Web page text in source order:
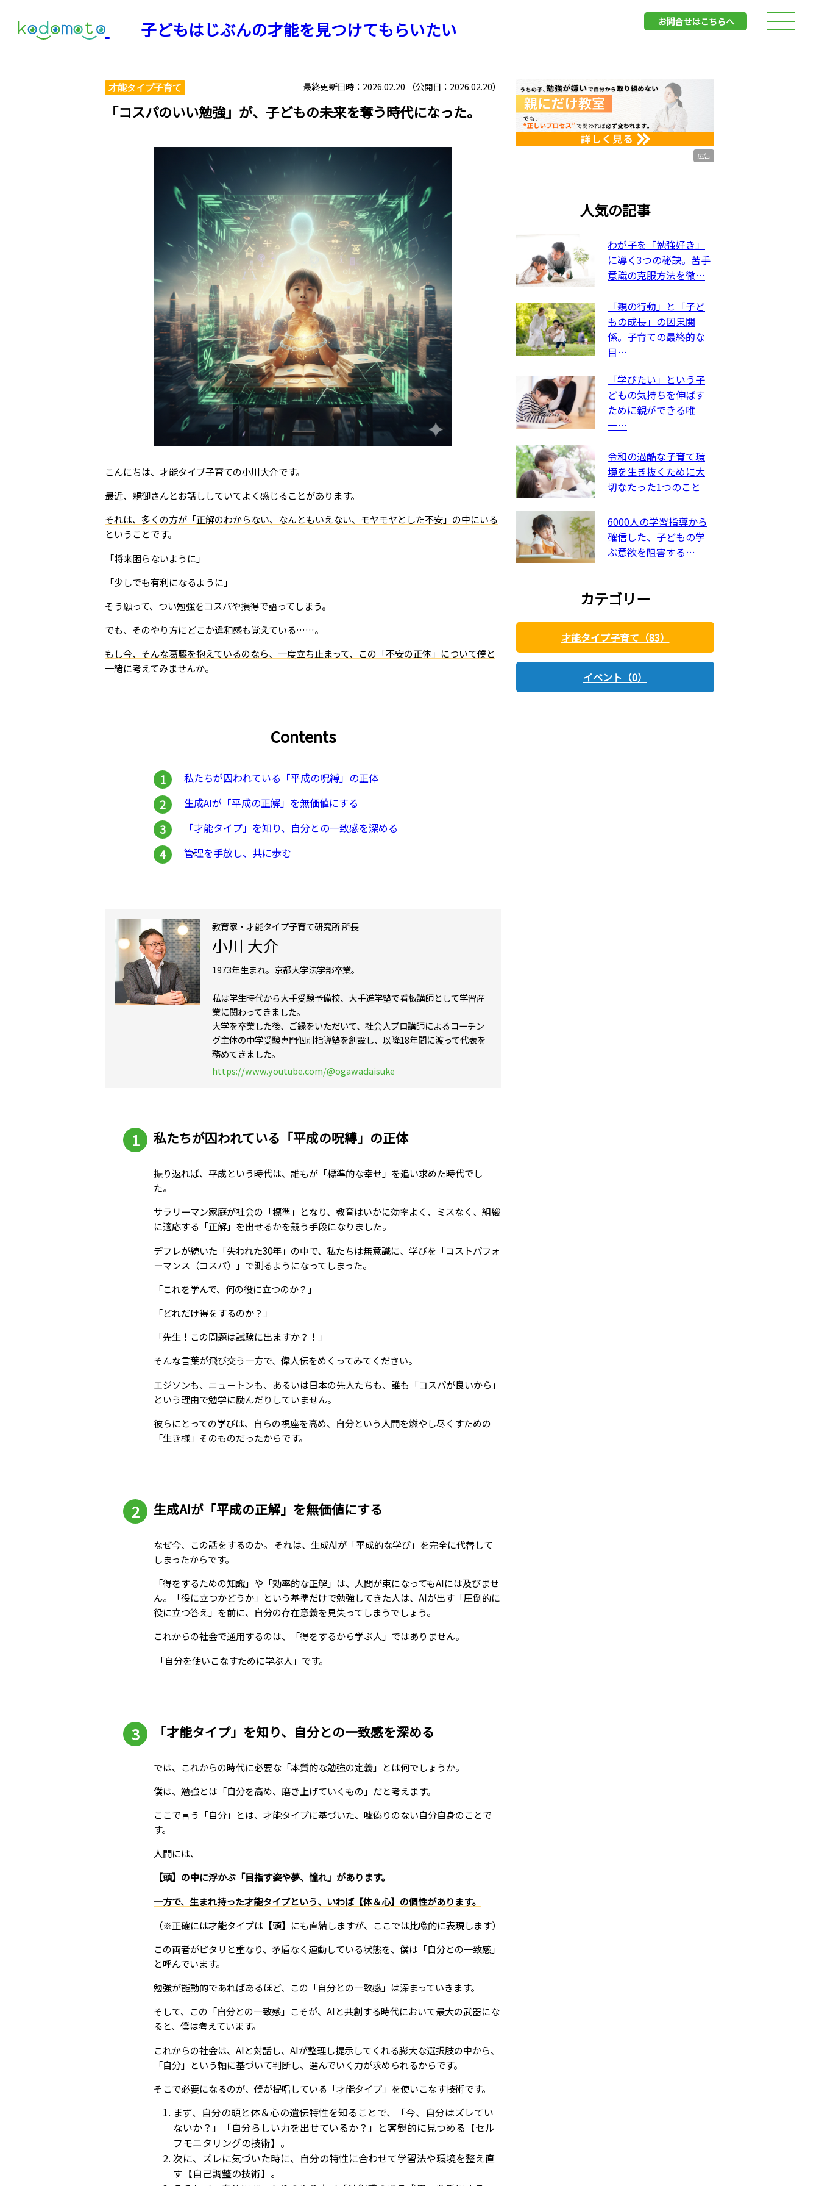
子どもはじぶんの才能を見つけてもらいたい お問合せはこちらへ
才能タイプ子育て 最終更新日時：2026.02.20 （公開日：2026.02.20）
「コスパのいい勉強」が、子どもの未来を奪う時代になった。
こんにちは、才能タイプ子育ての小川大介です。
最近、親御さんとお話ししていてよく感じることがあります。
それは、多くの方が「正解のわからない、なんともいえない、モヤモヤとした不安」の中にいる
ということです。
「将来困らないように」
「少しでも有利になるように」
そう願って、つい勉強をコスパや損得で語ってしまう。
でも、そのやり方にどこか違和感も覚えている……。
もし今、そんな葛藤を抱えているのなら、一度立ち止まって、この「不安の正体」について僕と
一緒に考えてみませんか。
Contents
私たちが囚われている「平成の呪縛」の正体
生成AIが「平成の正解」を無価値にする
「才能タイプ」を知り、自分との一致感を深める
管理を手放し、共に歩む
教育家・才能タイプ子育て研究所 所長
小川 大介
1973年生まれ。京都大学法学部卒業。
私は学生時代から大手受験予備校、大手進学塾で看板講師として学習産
業に関わってきました。
大学を卒業した後、ご縁をいただいて、社会人プロ講師によるコーチン
グ主体の中学受験専門個別指導塾を創設し、以降18年間に渡って代表を
務めてきました。
https://www.youtube.com/@ogawadaisuke
私たちが囚われている「平成の呪縛」の正体
振り返れば、平成という時代は、誰もが「標準的な幸せ」を追い求めた時代でし
た。
サラリーマン家庭が社会の「標準」となり、教育はいかに効率よく、ミスなく、組織
に適応する「正解」を出せるかを競う手段になりました。
デフレが続いた「失われた30年」の中で、私たちは無意識に、学びを「コストパフォ
ーマンス（コスパ）」で測るようになってしまった。
「これを学んで、何の役に立つのか？」
「どれだけ得をするのか？」
「先生！この問題は試験に出ますか？！」
そんな言葉が飛び交う一方で、偉人伝をめくってみてください。
エジソンも、ニュートンも、あるいは日本の先人たちも、誰も「コスパが良いから」
という理由で勉学に励んだりしていません。
彼らにとっての学びは、自らの視座を高め、自分という人間を燃やし尽くすための
「生き様」そのものだったからです。
生成AIが「平成の正解」を無価値にする
なぜ今、この話をするのか。 それは、生成AIが「平成的な学び」を完全に代替して
しまったからです。
「得をするための知識」や「効率的な正解」は、人間が束になってもAIには及びませ
ん。「役に立つかどうか」という基準だけで勉強してきた人は、AIが出す「圧倒的に
役に立つ答え」を前に、自分の存在意義を見失ってしまうでしょう。
これからの社会で通用するのは、「得をするから学ぶ人」ではありません。
「自分を使いこなすために学ぶ人」です。
「才能タイプ」を知り、自分との一致感を深める
では、これからの時代に必要な「本質的な勉強の定義」とは何でしょうか。
僕は、勉強とは「自分を高め、磨き上げていくもの」だと考えます。
ここで言う「自分」とは、才能タイプに基づいた、嘘偽りのない自分自身のことで
す。
人間には、
【頭】の中に浮かぶ「目指す姿や夢、憧れ」があります。
一方で、生まれ持った才能タイプという、いわば【体＆心】の個性があります。
（※正確には才能タイプは【頭】にも直結しますが、ここでは比喩的に表現します）
この両者がピタリと重なり、矛盾なく連動している状態を、僕は「自分との一致感」
と呼んでいます。
勉強が能動的であればあるほど、この「自分との一致感」は深まっていきます。
そして、この「自分との一致感」こそが、AIと共創する時代において最大の武器にな
ると、僕は考えています。
これからの社会は、AIと対話し、AIが整理し提示してくれる膨大な選択肢の中から、
「自分」という軸に基づいて判断し、選んでいく力が求められるからです。
そこで必要になるのが、僕が提唱している「才能タイプ」を使いこなす技術です。
まず、自分の頭と体＆心の遺伝特性を知ることで、「今、自分はズレてい
ないか？」「自分らしい力を出せているか？」と客観的に見つめる【セル
フモニタリングの技術】。
次に、ズレに気づいた時に、自分の特性に合わせて学習法や環境を整え直
す【自己調整の技術】。
広告
人気の記事
わが子を「勉強好き」
に導く3つの秘訣。苦手
意識の克服方法を徹…
「親の行動」と「子ど
もの成長」の因果関
係。子育ての最終的な
目…
「学びたい」という子
どもの気持ちを伸ばす
ために親ができる唯
一…
令和の過酷な子育て環
境を生き抜くために大
切なたった1つのこと
6000人の学習指導から
確信した、子どもの学
ぶ意欲を阻害する…
カテゴリー
才能タイプ子育て（83）
イベント（0）